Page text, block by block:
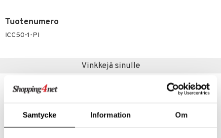
Samtycke Information Om
Tuotenumero
ICC50-1-PI
Vinkkejä sinulle
-9%